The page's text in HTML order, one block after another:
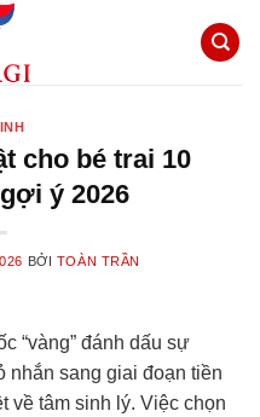
cho bé trai 10
ý 2026
BỞI TOÀN TRẦN
“vàng” đánh dấu sự
nhắn sang giai đoạn tiền
về tâm sinh lý. Việc chọn